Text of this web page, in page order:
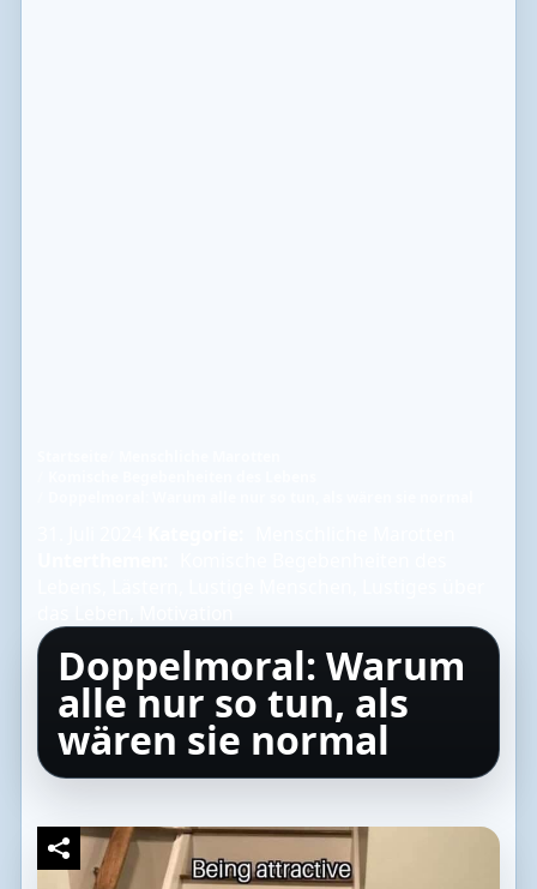
Doppelmoral: Warum
alle nur so tun, als
wären sie normal